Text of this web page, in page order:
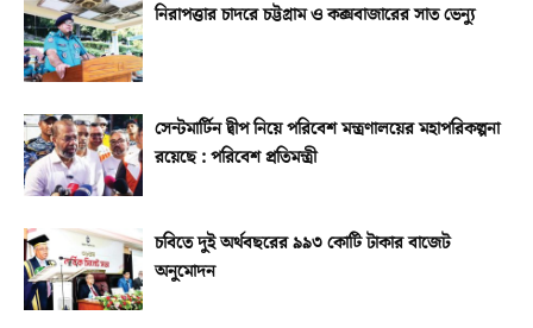
নিরাপত্তার চাদরে চট্টগ্রাম ও কক্সবাজারের সাত ভেন্যু
সেন্টমার্টিন দ্বীপ নিয়ে পরিবেশ মন্ত্রণালয়ের মহাপরিকল্পনা
রয়েছে : পরিবেশ প্রতিমন্ত্রী
চবিতে দুই অর্থবছরের ৯৯৩ কোটি টাকার বাজেট
অনুমোদন